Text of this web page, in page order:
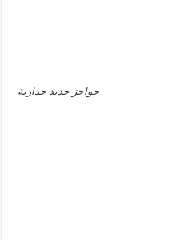
حواجز حديد جدارية